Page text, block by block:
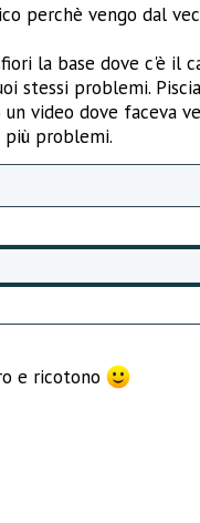
perchè vengo dal
la base dove c'è il
problemi.
video dove faceva
problemi.
e ricotono